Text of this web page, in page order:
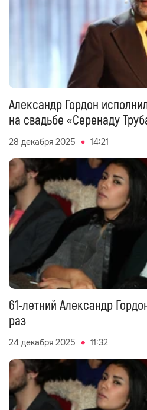
Александр Гордон
на свадьбе «Серенаду
28 декабря 2025 14:21
61-летний Александр
раз
24 декабря 2025 11:32